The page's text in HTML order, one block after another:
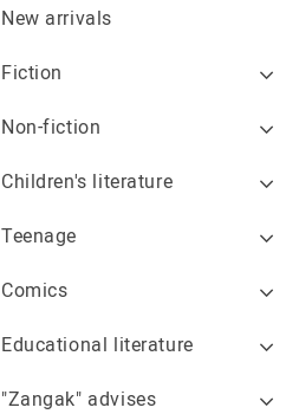
New arrivals
Fiction
Non-fiction
Children's literature
Teenage
Comics
Educational literature
"Zangak" advises